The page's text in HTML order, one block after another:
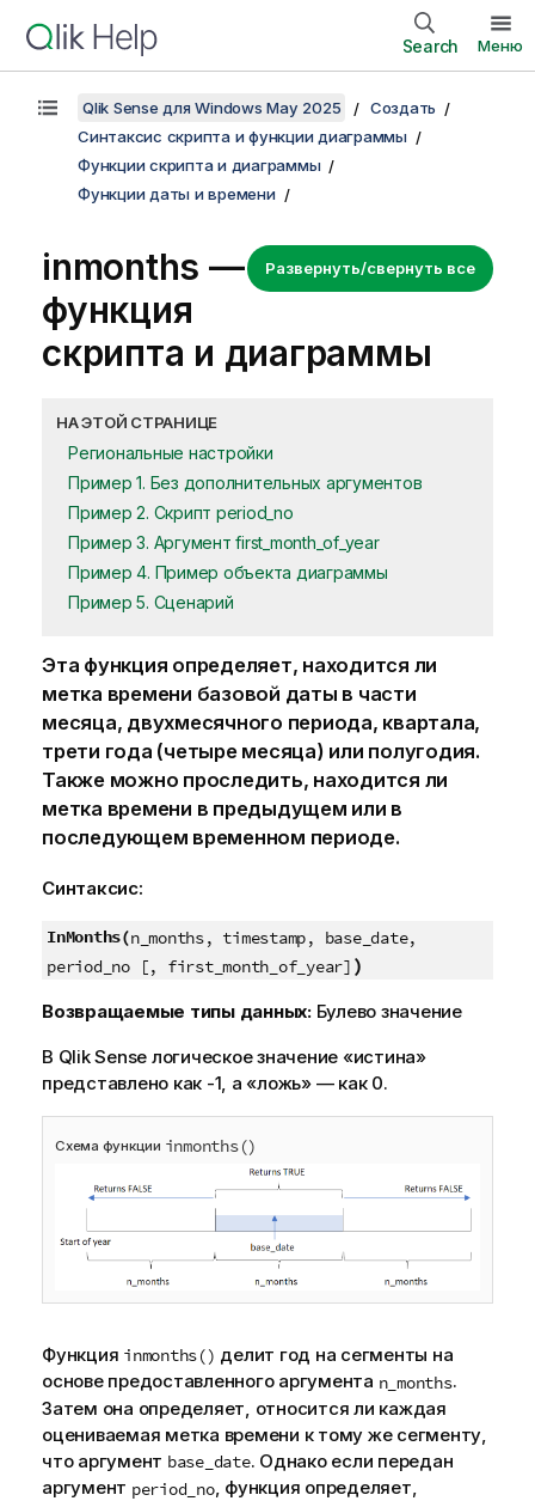
Search Меню
Qlik Sense для Windows May 2025
Создать
Синтаксис скрипта и функции диаграммы
Функции скрипта и диаграммы
Функции даты и времени
Развернуть/свернуть все
inmonths —
функция
скриптa и диаграммы
НА ЭТОЙ СТРАНИЦЕ
Региональные настройки
Пример 1. Без дополнительных аргументов
Пример 2. Скрипт period_no
Пример 3. Аргумент first_month_of_year
Пример 4. Пример объекта диаграммы
Пример 5. Сценарий
Эта функция определяет, находится ли
метка времени базовой даты в части
месяца, двухмесячного периода, квартала,
трети года (четыре месяца) или полугодия.
Также можно проследить, находится ли
метка времени в предыдущем или в
последующем временном периоде.
Синтаксис:
InMonths(n_months, timestamp, base_date,
period_no [, first_month_of_year] )
Возвращаемые типы данных: Булево значение
В Qlik Sense логическое значение «истина»
представлено как -1, а «ложь» — как 0.
Схема функции inmonths()
Функция inmonths() делит год на сегменты на
основе предоставленного аргумента n_months.
Затем она определяет, относится ли каждая
оцениваемая метка времени к тому же сегменту,
что аргумент base_date. Однако если передан
аргумент period_no, функция определяет,